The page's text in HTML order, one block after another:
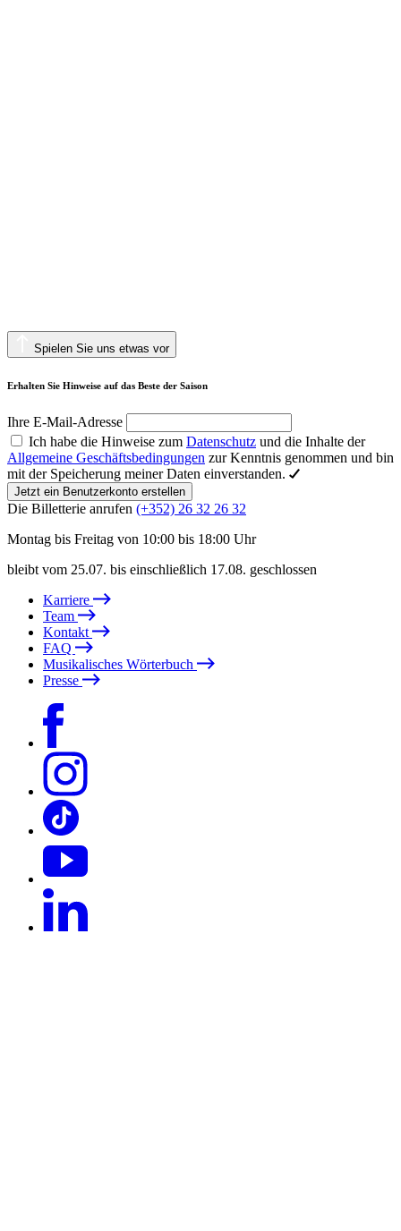
Spielen Sie uns etwas vor
Erhalten Sie Hinweise auf das Beste der Saison
Ihre E-Mail-Adresse
Ich habe die Hinweise zum Datenschutz und die Inhalte der
Allgemeine Geschäftsbedingungen zur Kenntnis genommen und bin
mit der Speicherung meiner Daten einverstanden.
Jetzt ein Benutzerkonto erstellen
Die Billetterie anrufen (+352) 26 32 26 32
Montag bis Freitag von 10:00 bis 18:00 Uhr
bleibt vom 25.07. bis einschließlich 17.08. geschlossen
Karriere
Team
Kontakt
FAQ
Musikalisches Wörterbuch
Presse